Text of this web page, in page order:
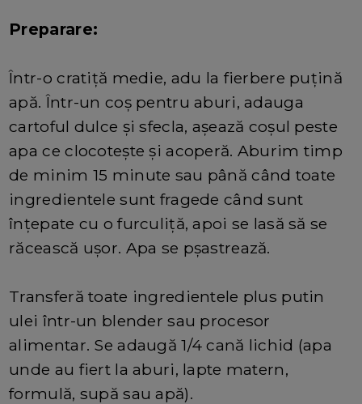
Preparare:
Într-o cratiță medie, adu la fierbere puțină
apă. Într-un coș pentru aburi, adauga
cartoful dulce și sfecla, așează coșul peste
apa ce clocotește și acoperă. Aburim timp
de minim 15 minute sau până când toate
ingredientele sunt fragede când sunt
înțepate cu o furculiță, apoi se lasă să se
răcească ușor. Apa se pșastrează.
Transferă toate ingredientele plus putin
ulei într-un blender sau procesor
alimentar. Se adaugă 1/4 cană lichid (apa
unde au fiert la aburi, lapte matern,
formulă, supă sau apă).